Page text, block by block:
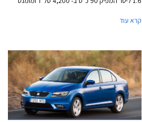
ק"מ לליטר בנסיעה עירונית ועד 25.6 ק"מ לליטר
בנסיעה בין עירונית.
קרא עוד